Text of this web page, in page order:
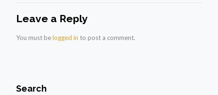
Leave a Reply
You must belogged in to post a comment.
Search